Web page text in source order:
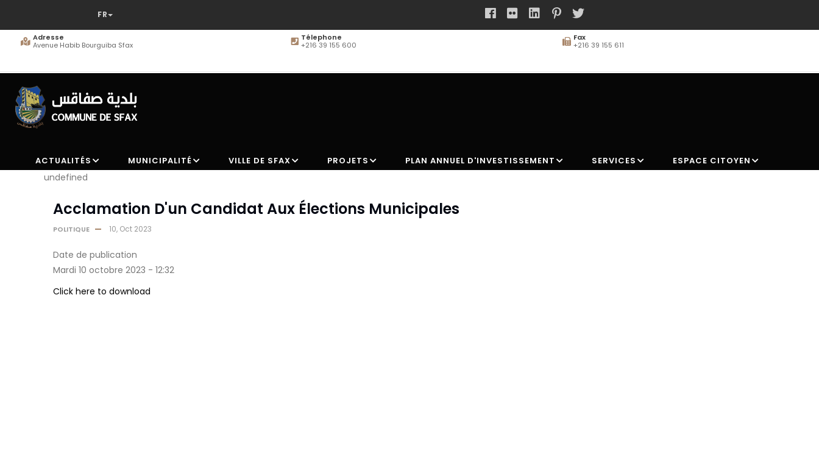
contenuAdresse
Avenue Habib Bourguiba Sfax
Télephone
+216 39 155 600
Fax
+216 39 155 611
NAVIGATION
ACTUALITÉS MUNICIPALITÉ VILLE DE SFAX PROJETS PLAN ANNUEL D'INVESTISSEMENT SERVICES ESPACE CITOYEN
undefined
Acclamation D'un Candidat Aux Élections Municipales
POLITIQUE 10, Oct 2023
Date de publication
Mardi 10 octobre 2023 - 12:32
Click here to download